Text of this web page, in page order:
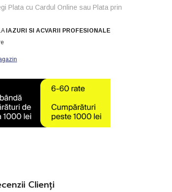
Plata cu Cardul Online sau Plata prin
IAZURI SI ACVARII PROFESIONALE
Clienți